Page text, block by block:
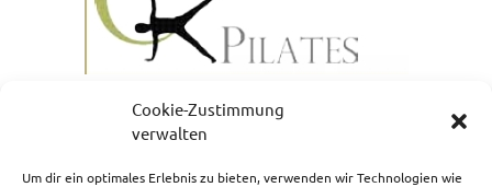
Cookie-Zustimmung
verwalten
Um dir ein optimales Erlebnis zu bieten, verwenden wir Technologien wie